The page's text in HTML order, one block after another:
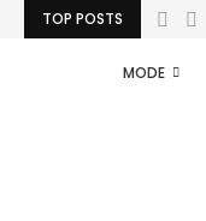
TOP POSTS
MODE